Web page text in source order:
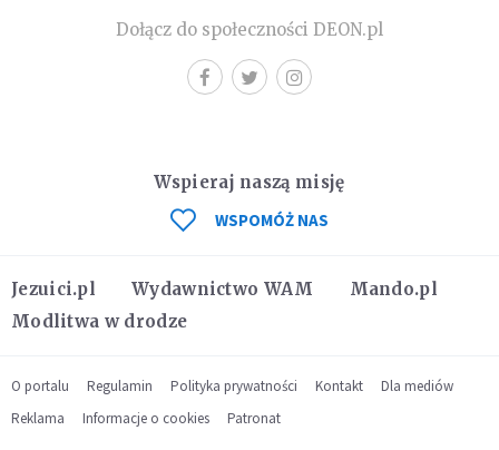
Dołącz do społeczności DEON.pl
Jezuici.pl Wydawnictwo WAM
Mando.pl
Modlitwa w drodze
Wspieraj naszą misję
WSPOMÓŻ NAS
O portalu Regulamin Polityka prywatności Kontakt
Dla mediów
Reklama
Informacje o cookies Patronat